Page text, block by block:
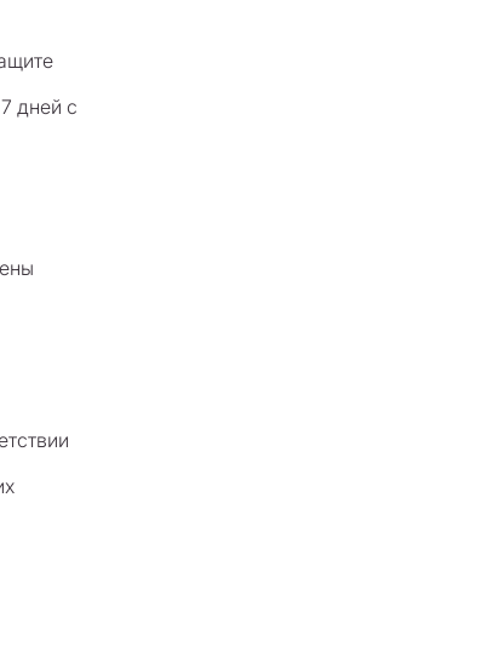
дней с